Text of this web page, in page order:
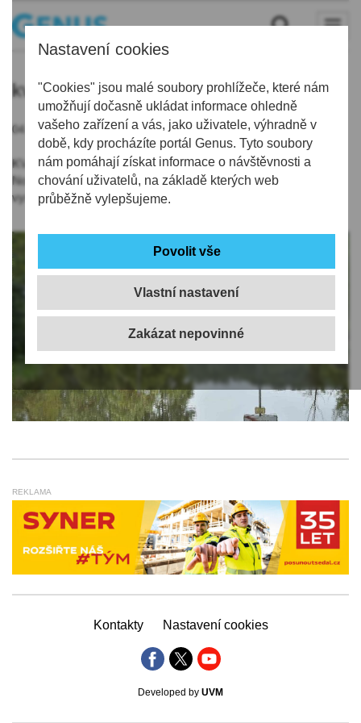
Nastavení cookies
"Cookies" jsou malé soubory prohlížeče, které nám
umožňují dočasně ukládat informace ohledně
vašeho zařízení a vás, jako uživatele, výhradně v
době, kdy procházíte portál Genus. Tyto soubory
nám pomáhají získat informace o návštěvnosti a
chování uživatelů, na základě kterých web
průběžně vylepšujeme.
Vlastní nastavení
kvk
04.09.2019 | 9:52
KVK připravila dokumentKRAJINA V TÍSNIPetra Jančárka.
Nový film z produkce Člověka v tísni se zabývá záplavami i
vysycháním krajiny.
REKLAMA
Kontakty Nastavení cookies
Developed by UVM